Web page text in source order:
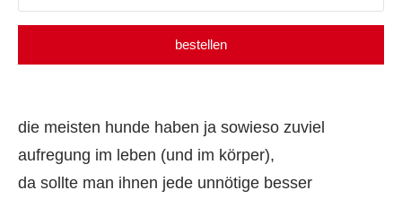
bestellen
die meisten hunde haben ja sowieso zuviel
aufregung im leben (und im körper),
da sollte man ihnen jede unnötige besser